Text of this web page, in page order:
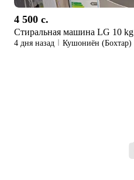
4 500 c.
Стиральная машина LG 10 kg
4 дня назад Кушониён (Бохтар)